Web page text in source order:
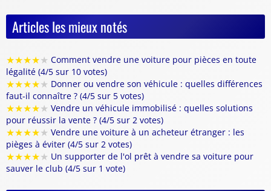
Articles les mieux notés
★★★★★ Comment vendre une voiture pour pièces en toute
légalité (4/5 sur 10 votes)
★★★★★ Donner ou vendre son véhicule : quelles différences
faut-il connaître ? (4/5 sur 5 votes)
★★★★★ Vendre un véhicule immobilisé : quelles solutions
pour réussir la vente ? (4/5 sur 2 votes)
★★★★★ Vendre une voiture à un acheteur étranger : les
pièges à éviter (4/5 sur 2 votes)
★★★★★ Un supporter de l'ol prêt à vendre sa voiture pour
sauver le club (4/5 sur 1 vote)